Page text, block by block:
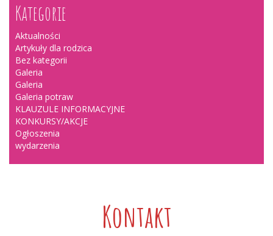
Kategorie
Aktualności
Artykuły dla rodzica
Bez kategorii
Galeria
Galeria
Galeria potraw
KLAUZULE INFORMACYJNE
KONKURSY/AKCJE
Ogłoszenia
wydarzenia
Kontakt